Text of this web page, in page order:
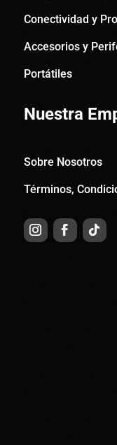
Conectividad y
Accesorios y
Portátiles
Nuestra
Sobre Nosotros
Términos,